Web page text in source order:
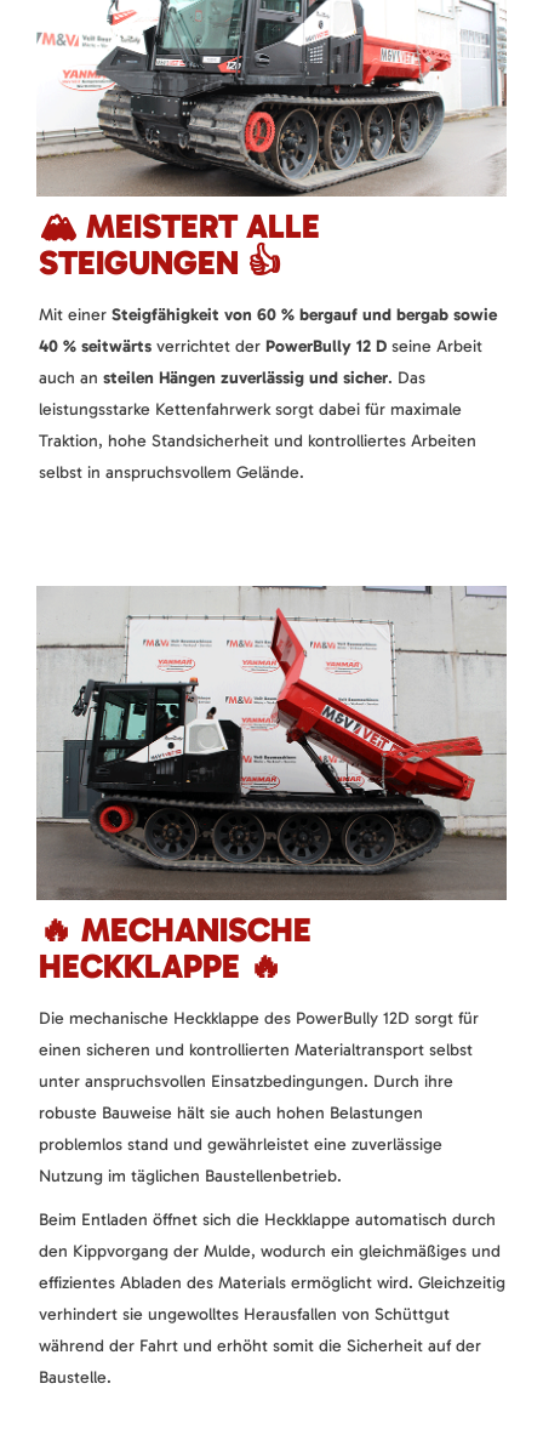
🏔️ MEISTERT ALLE
STEIGUNGEN 👍
Mit einer Steigfähigkeit von 60 % bergauf und bergab sowie
40 % seitwärts verrichtet der PowerBully 12 D seine Arbeit
auch an steilen Hängen zuverlässig und sicher. Das
leistungsstarke Kettenfahrwerk sorgt dabei für maximale
Traktion, hohe Standsicherheit und kontrolliertes Arbeiten
selbst in anspruchsvollem Gelände.
🔥 MECHANISCHE
HECKKLAPPE 🔥
Die mechanische Heckklappe des PowerBully 12D sorgt für
einen sicheren und kontrollierten Materialtransport selbst
unter anspruchsvollen Einsatzbedingungen. Durch ihre
robuste Bauweise hält sie auch hohen Belastungen
problemlos stand und gewährleistet eine zuverlässige
Nutzung im täglichen Baustellenbetrieb.
Beim Entladen öffnet sich die Heckklappe automatisch durch
den Kippvorgang der Mulde, wodurch ein gleichmäßiges und
effizientes Abladen des Materials ermöglicht wird. Gleichzeitig
verhindert sie ungewolltes Herausfallen von Schüttgut
während der Fahrt und erhöht somit die Sicherheit auf der
Baustelle.